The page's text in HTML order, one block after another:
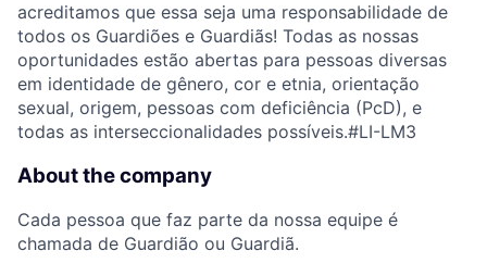
acreditamos que essa seja uma responsabilidade de
todos os Guardiões e Guardiãs! Todas as nossas
oportunidades estão abertas para pessoas diversas
em identidade de gênero, cor e etnia, orientação
sexual, origem, pessoas com deficiência (PcD), e
todas as interseccionalidades possíveis.#LI-LM3
About the company
Cada pessoa que faz parte da nossa equipe é
chamada de Guardião ou Guardiã.